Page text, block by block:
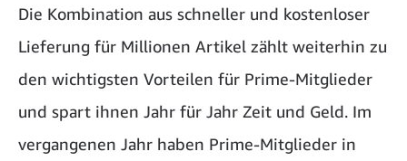
Die Kombination aus schneller und kostenloser
Lieferung für Millionen Artikel zählt weiterhin zu
den wichtigsten Vorteilen für Prime-Mitglieder
und spart ihnen Jahr für Jahr Zeit und Geld. Im
vergangenen Jahr haben Prime-Mitglieder in